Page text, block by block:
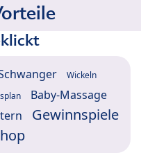
Wickeln
Baby-Massage
Gewinnspiele